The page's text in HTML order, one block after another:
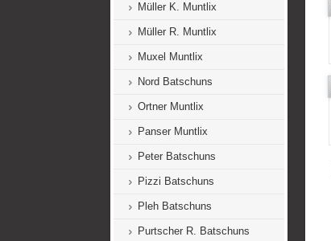
Müller K. Muntlix
Müller R. Muntlix
Muxel Muntlix
Nord Batschuns
Ortner Muntlix
Panser Muntlix
Peter Batschuns
Pizzi Batschuns
Pleh Batschuns
Purtscher R. Batschuns